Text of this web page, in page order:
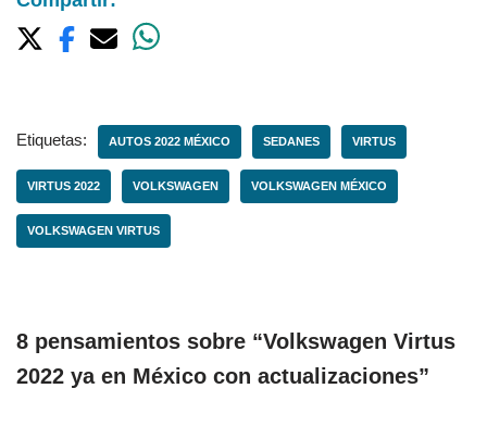
Etiquetas: AUTOS 2022 MÉXICO SEDANES VIRTUS
VIRTUS 2022 VOLKSWAGEN VOLKSWAGEN MÉXICO
VOLKSWAGEN VIRTUS
8 pensamientos sobre “Volkswagen Virtus
2022 ya en México con actualizaciones”